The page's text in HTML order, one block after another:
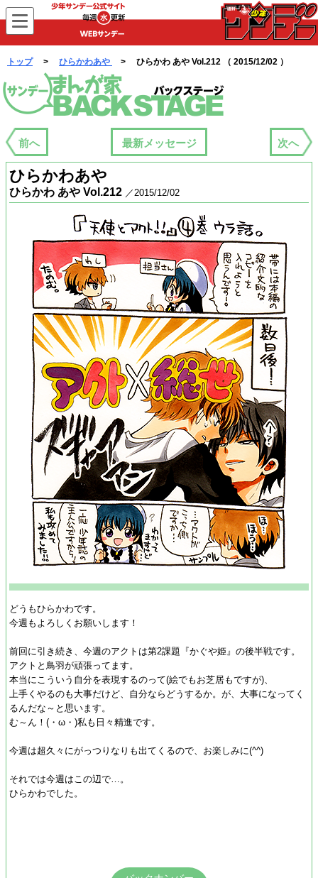
WEBサンデー
トップ> ひらかわあや > ひらかわ あや Vol.212 （ 2015/12/02 ）
まんが家バックステージ
前へ 最新メッセージ 次へ
ひらかわあや
ひらかわ あや Vol.212 ／2015/12/02
どうもひらかわです。
今週もよろしくお願いします！
前回に引き続き、今週のアクトは第2課題『かぐや姫』の後半戦です。
アクトと鳥羽が頑張ってます。
本当にこういう自分を表現するのって(絵でもお芝居もですが)、
上手くやるのも大事だけど、自分ならどうするか。が、大事になってく
るんだな～と思います。
む～ん！(・ω・)私も日々精進です。
今週は超久々にがっつりなりも出てくるので、お楽しみに(^^)
それでは今週はこの辺で…。
ひらかわでした。